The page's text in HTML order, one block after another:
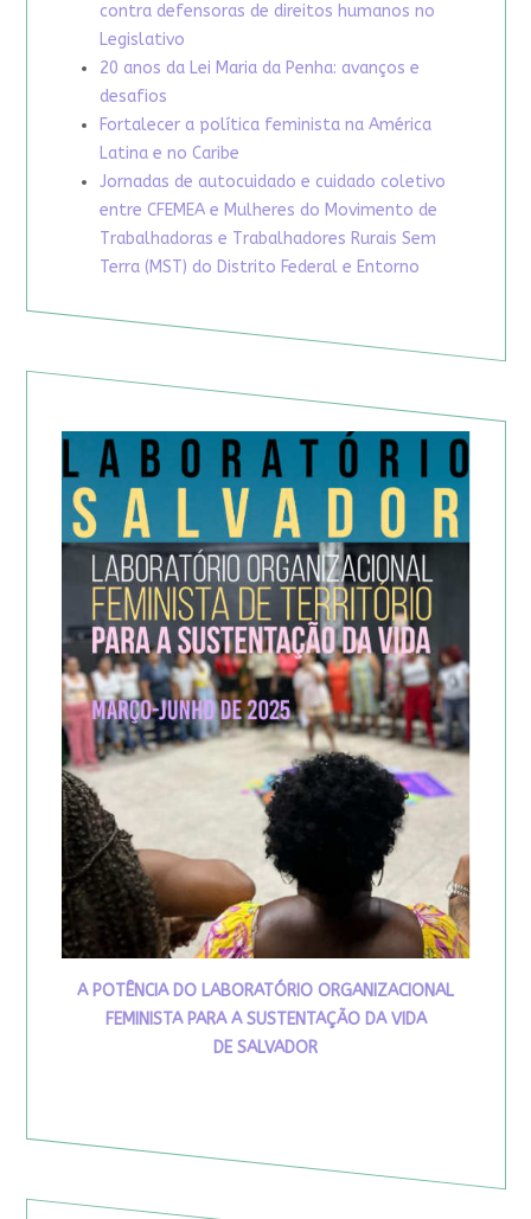
contra defensoras de direitos humanos no
Legislativo
20 anos da Lei Maria da Penha: avanços e
desafios
Fortalecer a política feminista na América
Latina e no Caribe
Jornadas de autocuidado e cuidado coletivo
entre CFEMEA e Mulheres do Movimento de
Trabalhadoras e Trabalhadores Rurais Sem
Terra (MST) do Distrito Federal e Entorno
A POTÊNCIA DO LABORATÓRIO ORGANIZACIONAL
FEMINISTA PARA A SUSTENTAÇÃO DA VIDA
DE SALVADOR